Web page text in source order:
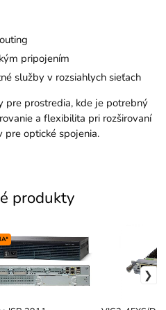
pripojením
služby v rozsiahlych sieťach
pre prostredia, kde je potrebný
a flexibilita pri rozširovaní
pre optické spojenia.
produkty